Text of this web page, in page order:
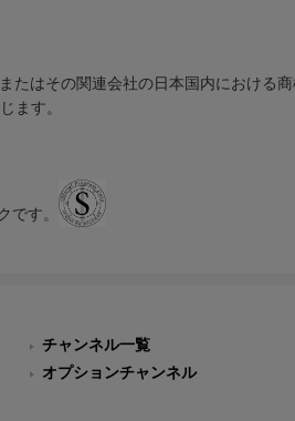
たはその関連会社の日本国内における商
ます。
です。
チャンネル一覧
オプションチャンネル